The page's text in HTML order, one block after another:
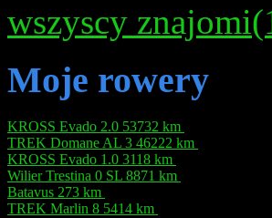
wszyscy
Moje rowery
KROSS Evado 2.0 53732 km
TREK Domane AL 3 46222 km
KROSS Evado 1.0 3118 km
Wilier Trestina 0 SL 8871 km
Batavus 273 km
TREK Marlin 8 5414 km